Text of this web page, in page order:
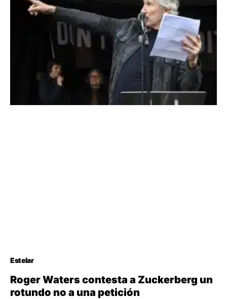
Estelar
Roger Waters contesta a Zuckerberg un
rotundo no a una petición